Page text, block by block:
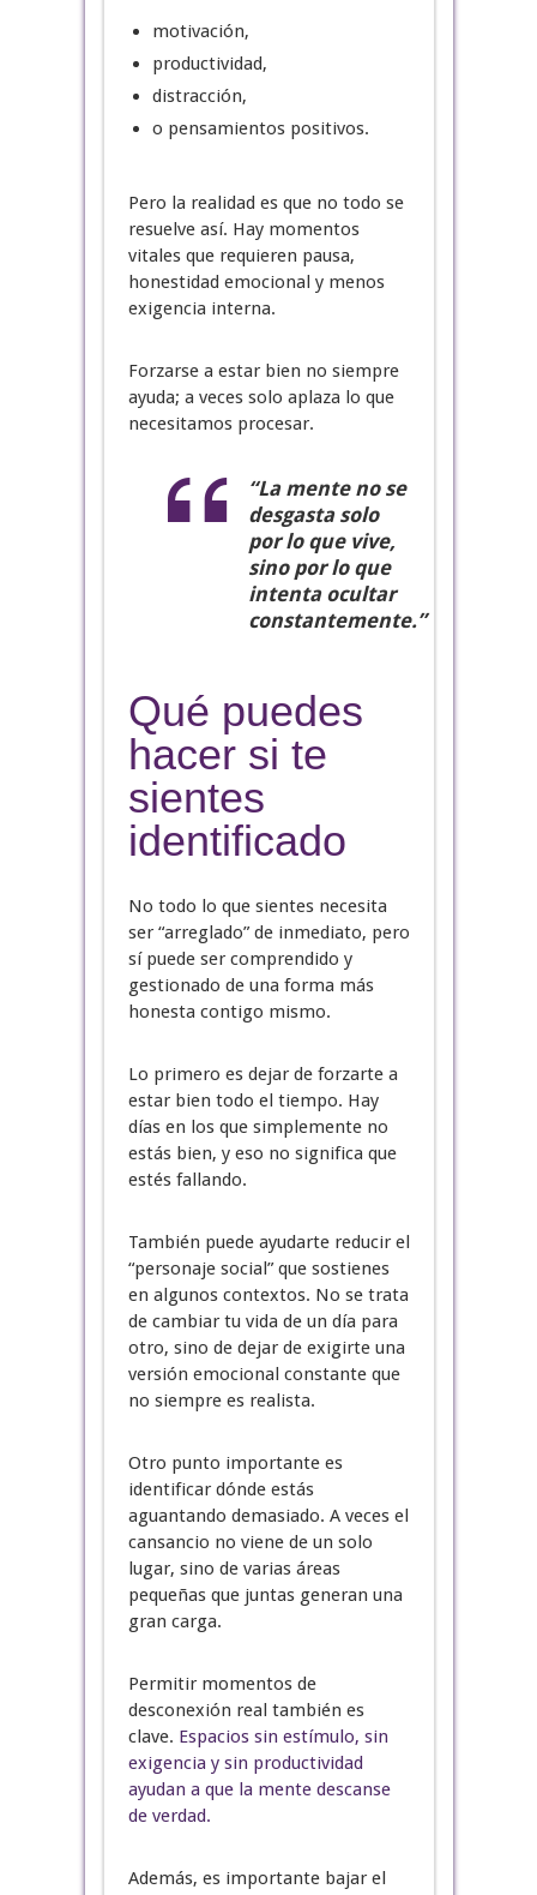
motivación,
productividad,
distracción,
o pensamientos positivos.
Pero la realidad es que no todo se
resuelve así. Hay momentos
vitales que requieren pausa,
honestidad emocional y menos
exigencia interna.
Forzarse a estar bien no siempre
ayuda; a veces solo aplaza lo que
necesitamos procesar.
“La mente no se
desgasta solo
por lo que vive,
sino por lo que
intenta ocultar
constantemente.”
Qué puedes
hacer si te
sientes
identificado
No todo lo que sientes necesita
ser “arreglado” de inmediato, pero
sí puede ser comprendido y
gestionado de una forma más
honesta contigo mismo.
Lo primero es dejar de forzarte a
estar bien todo el tiempo. Hay
días en los que simplemente no
estás bien, y eso no significa que
estés fallando.
También puede ayudarte reducir el
“personaje social” que sostienes
en algunos contextos. No se trata
de cambiar tu vida de un día para
otro, sino de dejar de exigirte una
versión emocional constante que
no siempre es realista.
Otro punto importante es
identificar dónde estás
aguantando demasiado. A veces el
cansancio no viene de un solo
lugar, sino de varias áreas
pequeñas que juntas generan una
gran carga.
Permitir momentos de
desconexión real también es
clave. Espacios sin estímulo, sin
exigencia y sin productividad
ayudan a que la mente descanse
de verdad.
Además, es importante bajar el